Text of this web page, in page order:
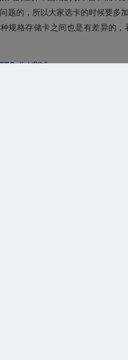
题的，所以大家选卡的时候要多
规格存储卡之间也是有差异的
disk测试